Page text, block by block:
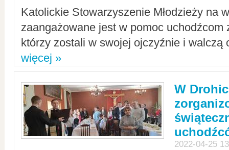
Katolickie Stowarzyszenie Młodzieży na
zaangażowane jest w pomoc uchodźcom
którzy zostali w swojej ojczyźnie i walczą
więcej »
W
2022-04-25